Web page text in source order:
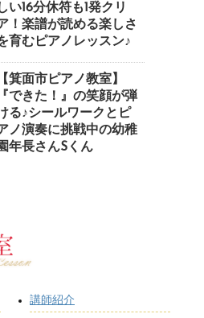
い16分休符も1発クリ
！楽譜が読める楽しさ
育むピアノレッスン♪⁠
【箕面市ピアノ教室】
『できた！』の笑顔が弾
る♪シールワークとピ
ノ演奏に挑戦中の幼稚
年長さんSくん
講師紹介